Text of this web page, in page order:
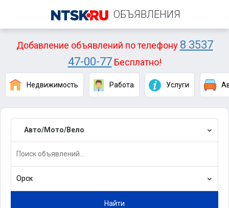
ОБЪЯВЛЕНИЯ
Добавление объявлений по телефону 8 3537
47-00-77Бесплатно!
Недвижимость Работа Услуги
Авто/Мото/Вело
Орск
Найти